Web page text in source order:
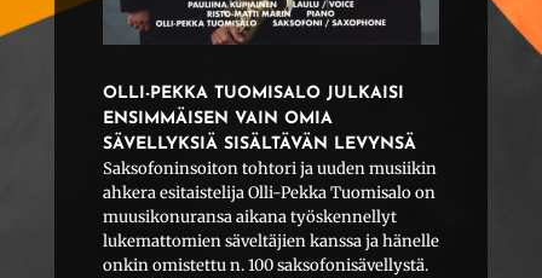
OLLI-PEKKA TUOMISALO JULKAISI
ENSIMMÄISEN VAIN OMIA
SÄVELLYKSIÄ SISÄLTÄVÄN LEVYNSÄ
Saksofoninsoiton tohtori ja uuden musiikin
ahkera esitaistelija Olli-Pekka Tuomisalo on
muusikonuransa aikana työskennellyt
lukemattomien säveltäjien kanssa ja hänelle
onkin omistettu n. 100 saksofonisävellystä.